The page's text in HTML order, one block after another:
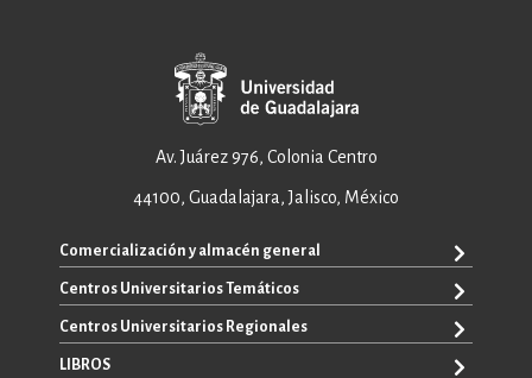
Av. Juárez 976, Colonia Centro
44100, Guadalajara, Jalisco, México
Comercialización y almacén general
ventas@editorial.udg.mx
WhatsApp: +52 33 1433 6869
Centros Universitarios Temáticos
CUAAD
CUCEA
Centros Universitarios Regionales
CUAAD
LIBROS